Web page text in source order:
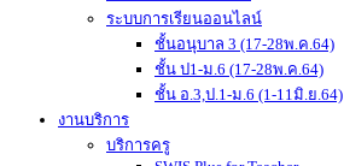
ระบบการเรียนออนไลน์
ชั้นอนุบาล 3 (17-28พ.ค.64)
ชั้น ป1-ม.6 (17-28พ.ค.64)
ชั้น อ.3,ป.1-ม.6 (1-11มิ.ย.64)
งานบริการ
บริการครู